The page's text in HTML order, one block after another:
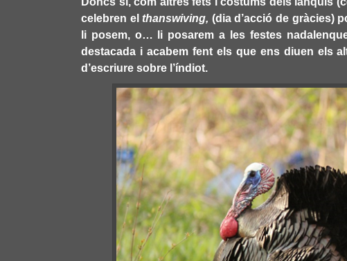
celebren el thanswiving, (dia d’acció de gràcies)
li posem, o… li posarem a les festes
destacada i acabem fent els que ens diuen els
d’escriure sobre l’índiot.